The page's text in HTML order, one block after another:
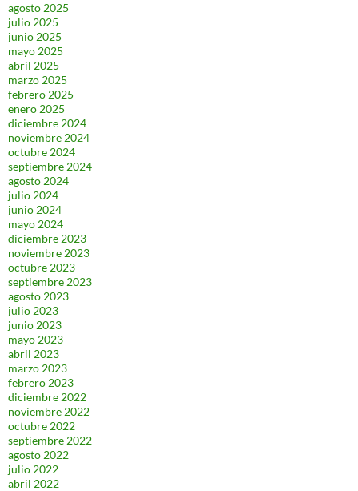
agosto 2025
julio 2025
junio 2025
mayo 2025
abril 2025
marzo 2025
febrero 2025
enero 2025
diciembre 2024
noviembre 2024
octubre 2024
septiembre 2024
agosto 2024
julio 2024
junio 2024
mayo 2024
diciembre 2023
noviembre 2023
octubre 2023
septiembre 2023
agosto 2023
julio 2023
junio 2023
mayo 2023
abril 2023
marzo 2023
febrero 2023
diciembre 2022
noviembre 2022
octubre 2022
septiembre 2022
agosto 2022
julio 2022
abril 2022